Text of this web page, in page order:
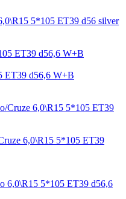
5*105 ET39 d56 silver
ET39 d56,6 W+B
6,0\R15 5*105 ET39